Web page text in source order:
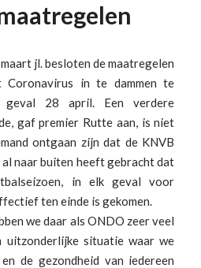
jl. besloten de maatregelen
Coronavirus in te dammen te
28 april. Een verdere
gaf premier Rutte aan, is niet
ontgaan zijn dat de KNVB
naar buiten heeft gebracht dat
in elk geval voor
ten einde is gekomen.
we daar als ONDO zeer veel
uitzonderlijke situatie waar we
de gezondheid van iedereen